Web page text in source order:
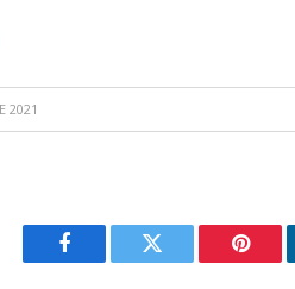
2021
Facebook Twitter